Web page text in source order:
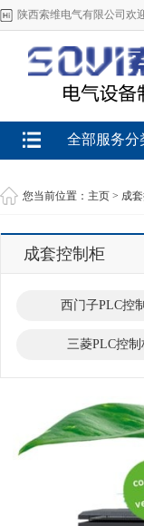
陕西索维电气有限公司欢
全部服务分
您当前位置： 主页 > 成
成套控制柜
西门子PLC控
三菱PLC控制